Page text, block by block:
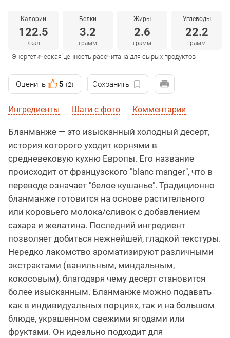
Калории
122.5
Ккал
Белки
3.2
грамм
Жиры
2.6
грамм
Углеводы
22.2
грамм
Энергетическая ценность рассчитана для сырых продуктов
Оценить 5 (2) Сохранить
Ингредиенты Шаги с фото Комментарии
Бланманже — это изысканный холодный десерт,
история которого уходит корнями в
средневековую кухню Европы. Его название
происходит от французского "blanc manger", что в
переводе означает "белое кушанье". Традиционно
бланманже готовится на основе растительного
или коровьего молока/сливок с добавлением
сахара и желатина. Последний ингредиент
позволяет добиться нежнейшей, гладкой текстуры.
Нередко лакомство ароматизируют различными
экстрактами (ванильным, миндальным,
кокосовым), благодаря чему десерт становится
более изысканным. Бланманже можно подавать
как в индивидуальных порциях, так и на большом
блюде, украшенном свежими ягодами или
фруктами. Он идеально подходит для